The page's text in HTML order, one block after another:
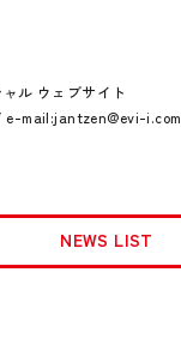
ル ウェブサイト
e-mail:jantzen@evi-i.com
NEWS LIST